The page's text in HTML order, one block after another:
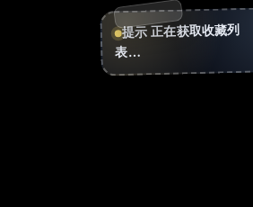
提示正在获取收藏列
表…